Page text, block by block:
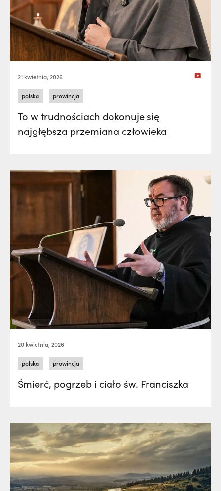
21 kwietnia, 2026
polska prowincja
To w trudnościach dokonuje się
najgłębsza przemiana człowieka
20 kwietnia, 2026
polska prowincja
Śmierć, pogrzeb i ciało św. Franciszka